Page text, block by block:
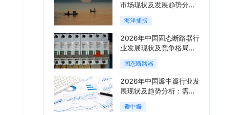
市场现状及发展趋势分
析：科技赋能与智能化转
型加速「图」
海洋捕捞
2026年中国固态断路器行
业发展现状及竞争格局分
析：国际巨头领跑技术，
国内企业加速追赶「图」
固态断路器
2026年中国瓣中瓣行业发
展现状及趋势分析：需求
可持续释放，市场发展前
景良好「图」
瓣中瓣